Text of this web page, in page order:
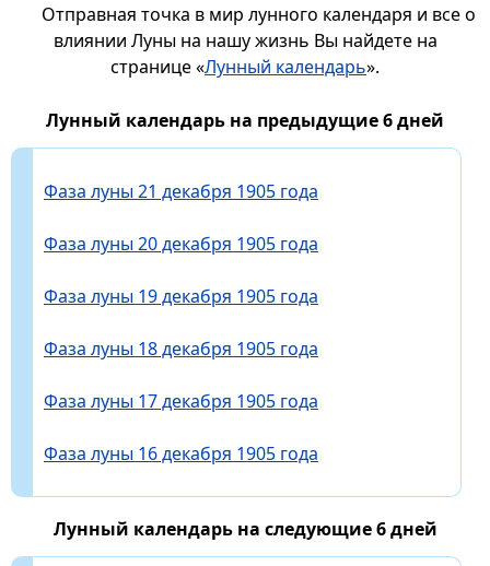
Отправная точка в мир лунного календаря и все о
влиянии Луны на нашу жизнь Вы найдете на
странице «Лунный календарь».
Лунный календарь на предыдущие 6 дней
Фаза луны 21 декабря 1905 года
Фаза луны 20 декабря 1905 года
Фаза луны 19 декабря 1905 года
Фаза луны 18 декабря 1905 года
Фаза луны 17 декабря 1905 года
Фаза луны 16 декабря 1905 года
Лунный календарь на следующие 6 дней